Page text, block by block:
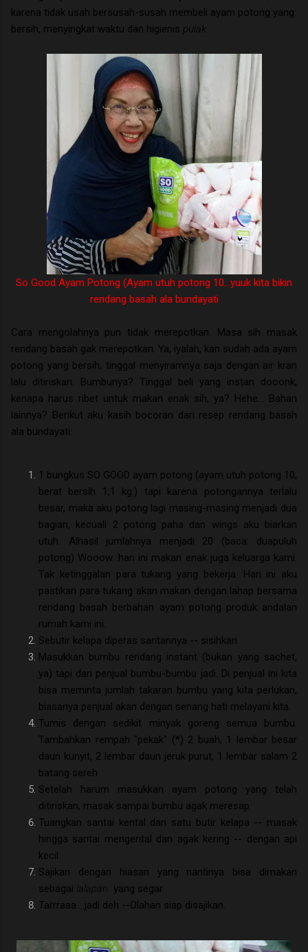
karena tidak usah bersusah-susah membeli ayam potong yang
bersih, menyingkat waktu dan higienis pulak.
So Good Ayam Potong (Ayam utuh potong 10...yuuk kita bikin
rendang basah ala bundayati
Cara mengolahnya pun tidak merepotkan. Masa sih masak
rendang basah gak merepotkan. Ya, iyalah, kan sudah ada ayam
potong yang bersih, tinggal menyiramnya saja dengan air kran
lalu ditiriskan. Bumbunya? Tinggal beli yang instan dooonk,
kenapa harus ribet untuk makan enak sih, ya? Hehe... Bahan
lainnya? Berikut aku kasih bocoran dari resep rendang basah
ala bundayati:
1 bungkus SO GOOD ayam potong (ayam utuh potong 10,
berat bersih 1,1 kg.) tapi karena potongannya terlalu
besar, maka aku potong lagi masing-masing menjadi dua
bagian, kecuali 2 potong paha dan wings aku biarkan
utuh. Alhasil jumlahnya menjadi 20 (baca: duapuluh
potong) Wooow...hari ini makan enak juga keluarga kami.
Tak ketinggalan para tukang yang bekerja. Hari ini aku
pastikan para tukang akan makan dengan lahap bersama
rendang basah berbahan ayam potong produk andalan
rumah kami ini.
Sebutir kelapa diperas santannya -- sisihkan
Masukkan bumbu rendang instant (bukan yang sachet,
ya) tapi dari penjual bumbu-bumbu jadi. Di penjual ini kita
bisa meminta jumlah takaran bumbu yang kita perlukan,
biasanya penjual akan dengan senang hati melayani kita.
Tumis dengan sedikit minyak goreng semua bumbu.
Tambahkan rempah "pekak" (*) 2 buah, 1 lembar besar
daun kunyit, 2 lembar daun jeruk purut, 1 lembar salam 2
batang sereh
Setelah harum masukkan ayam potong yang telah
ditiriskan, masak sampai bumbu agak meresap
Tuangkan santai kental dari satu butir kelapa -- masak
hingga santai mengental dan agak kering -- dengan api
kecil
Sajikan dengan hiasan yang nantinya bisa dimakan
sebagai lalapan yang segar
Tarrraaa....jadi deh --Olahan siap disajikan.